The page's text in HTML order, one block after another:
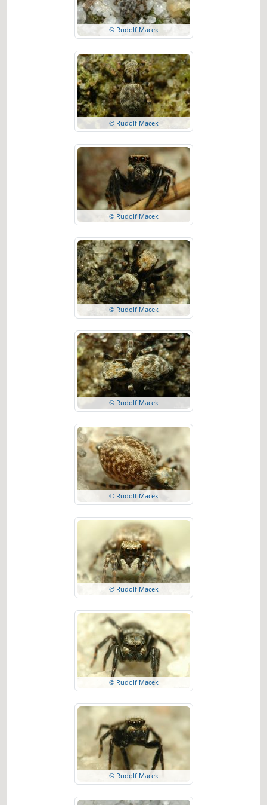
© Rudolf Macek
© Rudolf Macek
© Rudolf Macek
© Rudolf Macek
© Rudolf Macek
© Rudolf Macek
© Rudolf Macek
© Rudolf Macek
© Rudolf Macek